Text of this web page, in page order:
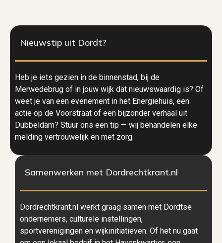
Nieuwstip uit Dordt?
Heb je iets gezien in de binnenstad, bij de
Merwedebrug of in jouw wijk dat nieuwswaardig is? Of
weet je van een evenement in het Energiehuis, een
actie op de Voorstraat of een bijzonder verhaal uit
Dubbeldam? Stuur ons een tip — wij behandelen elke
melding vertrouwelijk en met zorg.
Samenwerken met Dordrechtkrant.nl
Dordrechtkrant.nl werkt graag samen met Dordtse
ondernemers, culturele instellingen,
sportverenigingen en wijkinitiatieven. Of het nu gaat